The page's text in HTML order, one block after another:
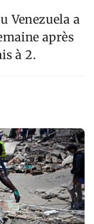
Venezuela a
après
à 2.